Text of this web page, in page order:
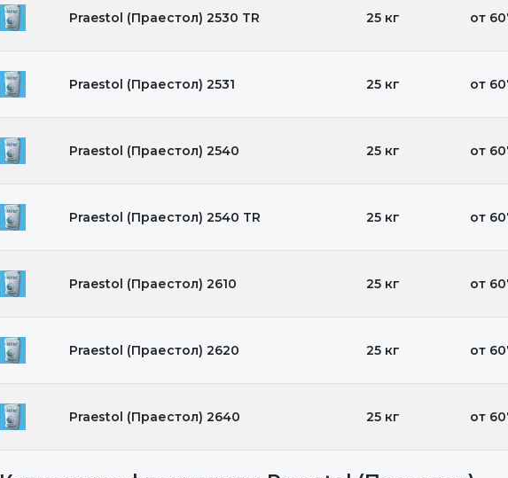
Praestol (Праестол) 2530 TR 25 кг от
Praestol (Праестол) 2531 25 кг от
Praestol (Праестол) 2540 25 кг от
Praestol (Праестол) 2540 TR 25 кг от
Praestol (Праестол) 2610 25 кг от
Praestol (Праестол) 2620 25 кг от
Praestol (Праестол) 2640 25 кг от